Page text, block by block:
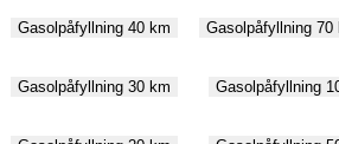
Gasolpåfyllning 40 km Gasolpåfyllning 70
Gasolpåfyllning 30 km Gasolpåfyllning